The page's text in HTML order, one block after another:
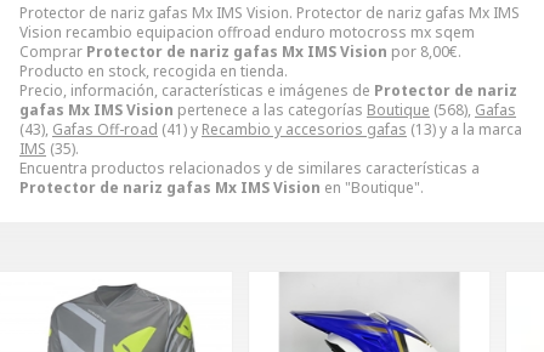
Protector de nariz gafas Mx IMS Vision. Protector de nariz gafas Mx IMS
Vision recambio equipacion offroad enduro motocross mx sqem
Comprar Protector de nariz gafas Mx IMS Vision por 8,00€.
Producto en stock, recogida en tienda.
Precio, información, características e imágenes de Protector de nariz
gafas Mx IMS Vision pertenece a las categorías Boutique (568), Gafas
(43), Gafas Off-road (41) y Recambio y accesorios gafas (13) y a la marca
IMS (35).
Encuentra productos relacionados y de similares características a
Protector de nariz gafas Mx IMS Vision en "Boutique".